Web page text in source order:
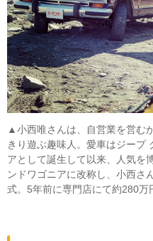
▲小西唯さんは、自営業を営む
きり遊ぶ趣味人。愛車はジープ
アとして誕生して以来、人気を
ンドワゴニアに改称し、小西さ
式。5年前に専門店にて約280万